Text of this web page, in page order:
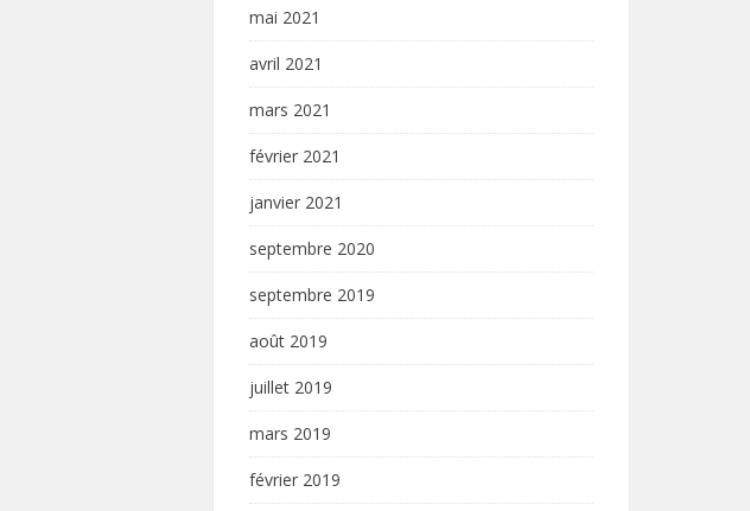
mai 2021
avril 2021
mars 2021
février 2021
janvier 2021
septembre 2020
septembre 2019
août 2019
juillet 2019
mars 2019
février 2019